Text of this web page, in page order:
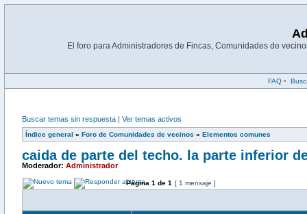
El foro para Administradores de Fincas, Comunidades de
FAQ•
Buscar temas sin respuesta | Ver temas activos
Índice general » Foro de Comunidades de vecinos » Elementos comunes
caida de parte del techo. la parte inferior
Moderador: Administrador
Página 1 de 1 [ 1 mensaje ]